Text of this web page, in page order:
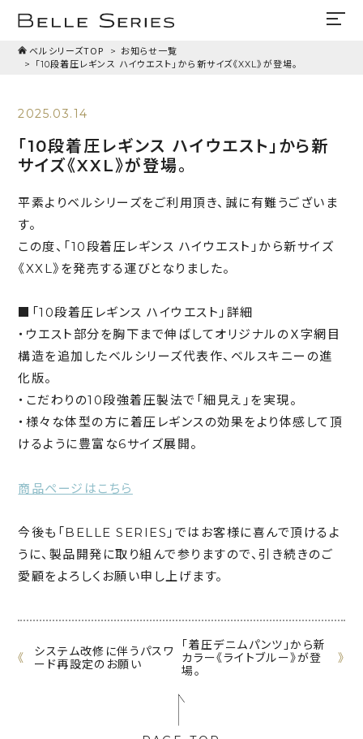
ベルシリーズTOP お知らせ一覧
「10段着圧レギンス ハイウエスト」から新サイズ《XXL》が登場。
2025.03.14
「10段着圧レギンス ハイウエスト」から新
サイズ《XXL》が登場。
平素よりベルシリーズをご利用頂き、誠に有難うございま
す。
この度、「10段着圧レギンス ハイウエスト」から新サイズ
《XXL》を発売する運びとなりました。
■「10段着圧レギンス ハイウエスト」詳細
・ウエスト部分を胸下まで伸ばしてオリジナルのＸ字網目
構造を追加したベルシリーズ代表作、ベルスキニーの進
化版。
・こだわりの10段強着圧製法で「細見え」を実現。
・様々な体型の方に着圧レギンスの効果をより体感して頂
けるように豊富な6サイズ展開。
商品ページはこちら
今後も「BELLE SERIES」ではお客様に喜んで頂けるよ
うに、製品開発に取り組んで参りますので、引き続きのご
愛顧をよろしくお願い申し上げます。
《
システム改修に伴うパスワ
ード再設定のお願い
「着圧デニムパンツ」から新
カラー《ライトブルー》が登
場。
》